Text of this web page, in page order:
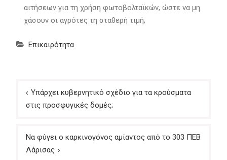
αιτήσεων για τη χρήση φωτοβολταϊκών, ώστε να μη
χάσουν οι αγρότες τη σταθερή τιμή;
Επικαιρότητα
Πλοήγηση
άρθρων
Υπάρχει κυβερνητικό σχέδιο για τα κρούσματα
στις προσφυγικές δομές;
Να φύγει ο καρκινογόνος αμίαντος από το 303 ΠΕΒ
Λάρισας